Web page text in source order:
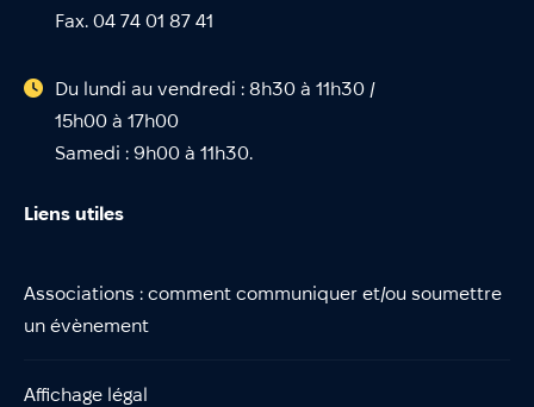
Fax. 04 74 01 87 41
Du lundi au vendredi : 8h30 à 11h30 /
15h00 à 17h00
Samedi : 9h00 à 11h30.
Liens utiles
Associations : comment communiquer et/ou soumettre
un évènement
Affichage légal